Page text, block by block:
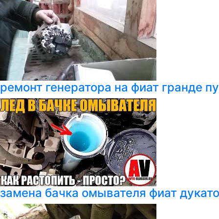
ремонт генератора на фиат гранде
замена бачка омывателя фиат дукато